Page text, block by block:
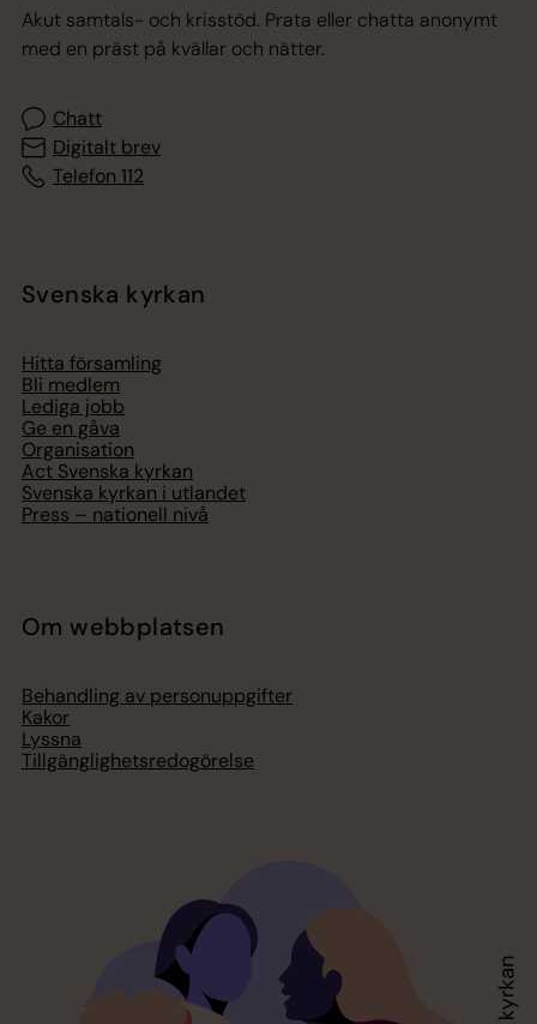
Akut samtals- och krisstöd. Prata eller chatta anonymt
med en präst på kvällar och nätter.
Chatt
Digitalt brev
Telefon 112
Svenska kyrkan
Hitta församling
Bli medlem
Lediga jobb
Ge en gåva
Organisation
Act Svenska kyrkan
Svenska kyrkan i utlandet
Press – nationell nivå
Om webbplatsen
Behandling av personuppgifter
Kakor
Lyssna
Tillgänglighetsredogörelse